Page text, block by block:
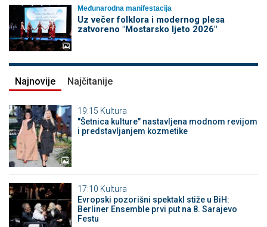
Međunarodna manifestacija
Uz večer folklora i modernog plesa
zatvoreno "Mostarsko ljeto 2026"
Najnovije Najčitanije
19:15 Kultura
"Šetnica kulture" nastavljena modnom revijom
i predstavljanjem kozmetike
17:10 Kultura
Evropski pozorišni spektakl stiže u BiH:
Berliner Ensemble prvi put na 8. Sarajevo
Festu